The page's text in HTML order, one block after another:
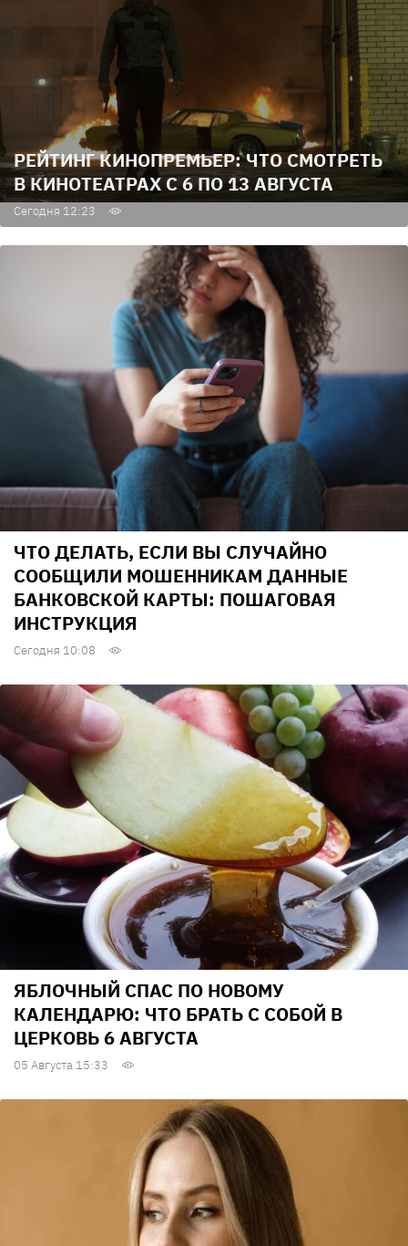
РЕЙТИНГ КИНОПРЕМЬЕР: ЧТО СМОТРЕТЬ
В КИНОТЕАТРАХ С 6 ПО 13 АВГУСТА
Сегодня 12:23
ЧТО ДЕЛАТЬ, ЕСЛИ ВЫ СЛУЧАЙНО
СООБЩИЛИ МОШЕННИКАМ ДАННЫЕ
БАНКОВСКОЙ КАРТЫ: ПОШАГОВАЯ
ИНСТРУКЦИЯ
Сегодня 10:08
ЯБЛОЧНЫЙ СПАС ПО НОВОМУ
КАЛЕНДАРЮ: ЧТО БРАТЬ С СОБОЙ В
ЦЕРКОВЬ 6 АВГУСТА
05 Августа 15:33